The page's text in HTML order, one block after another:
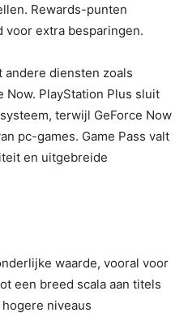
Rewards-punten
voor extra besparingen.
andere diensten zoals
Now. PlayStation Plus sluit
terwijl GeForce Now
pc-games. Game Pass valt
en uitgebreide
waarde, vooral voor
een breed scala aan titels
niveaus